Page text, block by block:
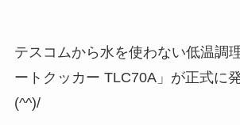
テスコムから水を使わない低温調
ートクッカー TLC70A」が正式に
(^^)/